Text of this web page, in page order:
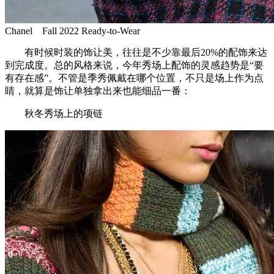
Chanel Fall 2022 Ready-to-Wear
有时候时装的饰让美，往往是不少靠最后20%的配饰来达
到完成度。总的风格来说，今年秀场上配饰的灵感趋势是“要
有存在感”。不管是季秀佩戴在哪个位置，不只是场上作为点
睛，就算是饰让单独拿出来也能细品一番：
秋冬秀场上的项链